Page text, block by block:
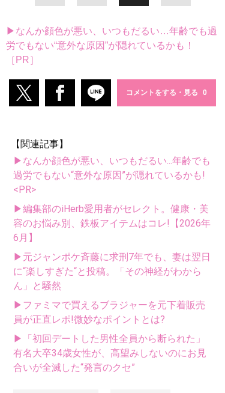
▶なんか顔色が悪い、いつもだるい…年齢でも過
労でもない“意外な原因”が隠れているかも！
［PR］
コメントをする・見る
【関連記事】
▶なんか顔色が悪い、いつもだるい...年齢でも
過労でもない“意外な原因”が隠れているかも!
<PR>
▶編集部のiHerb愛用者がセレクト。健康・美
容のお悩み別、鉄板アイテムはコレ!【2026年
6月】
▶元ジャンポケ斉藤に求刑7年でも、妻は翌日
に“楽しすぎた“と投稿。「その神経がわから
ん」と騒然
▶ファミマで買えるブラジャーを元下着販売
員が正直レポ!微妙なポイントとは?
▶「初回デートした男性全員から断られた」
有名大卒34歳女性が、高望みしないのにお見
合いが全滅した“発言のクセ”